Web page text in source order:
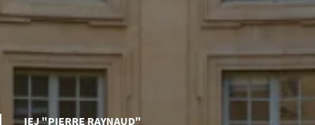
IEJ "PIERRE RAYNAUD"